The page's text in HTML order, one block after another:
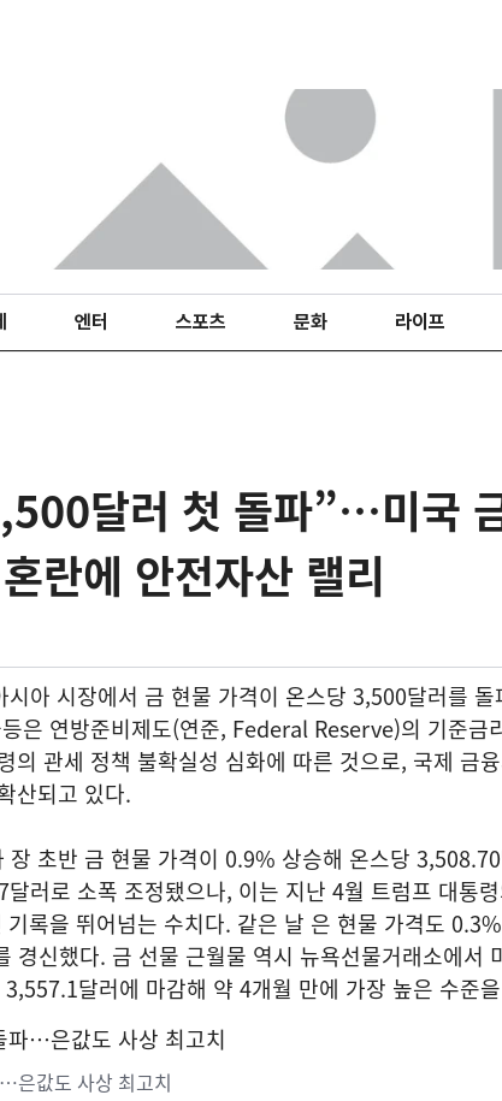
엔터 스포츠 문화 라이프
달러 첫 돌파”…미국
란에 안전자산 랠리
아 시장에서 금 현물 가격이 온스당 3,500달러를 돌
은 연방준비제도(연준, Federal Reserve)의 기준금
의 관세 정책 불확실성 심화에 따른 것으로, 국제 금
산되고 있다.
장 초반 금 현물 가격이 0.9% 상승해 온스당
러로 소폭 조정됐으나, 이는 지난 4월 트럼프 대통
록을 뛰어넘는 수치다. 같은 날 은 현물 가격도
경신했다. 금 선물 근월물 역시 뉴욕선물거래소에서
달러에 마감해 약 4개월 만에 가장 높은 수준
은값도 사상 최고치